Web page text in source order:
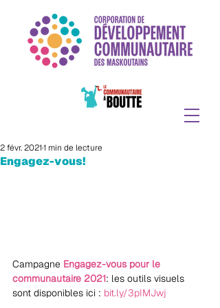
Engagez-vous!
2 févr. 20211 min de lecture
Campagne Engagez-vous pour le
communautaire 2021: les outils visuels
sont disponibles ici : bit.ly/3pIMJwj